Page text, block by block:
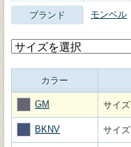
ブランド モンベル
カラー
GM サイ
BKNV サイ